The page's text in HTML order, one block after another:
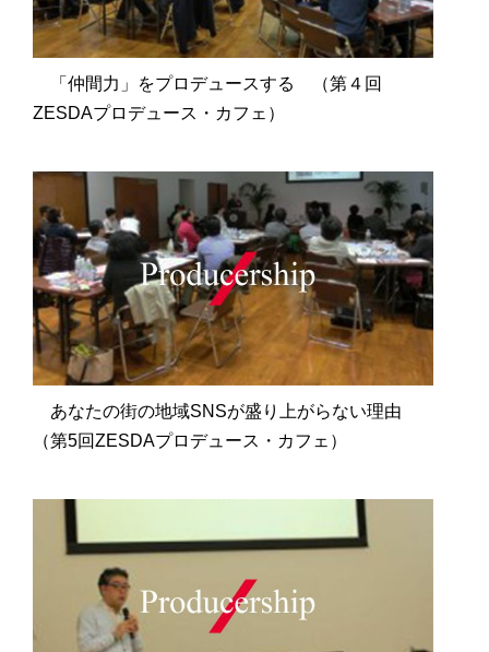
「仲間力」をプロデュースする （第４回
ZESDAプロデュース・カフェ）
あなたの街の地域SNSが盛り上がらない理由
（第5回ZESDAプロデュース・カフェ）